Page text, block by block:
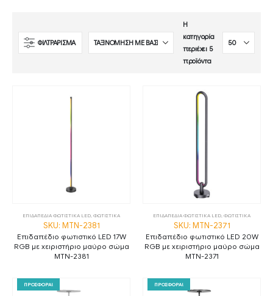
ΦΙΛΤΡΑΡΙΣΜΑ
Η
κατηγορία
περιέχει 5
προϊόντα
ΕΠΙΔΑΠΕΔΙΑ ΦΩΤΙΣΤΙΚΑ LED, ΦΩΤΙΣΤΙΚΑ
SKU: MTN-2381
Επιδαπέδιο φωτιστικό LED 17W
RGB με χειριστήριο μαύρο σώμα
MTN-2381
ΕΠΙΔΑΠΕΔΙΑ ΦΩΤΙΣΤΙΚΑ LED, ΦΩΤΙΣΤΙΚΑ
SKU: MTN-2371
Επιδαπέδιο φωτιστικό LED 20W
RGB με χειριστήριο μαύρο σώμα
MTN-2371
ΠΡΟΣΦΟΡΑ! ΠΡΟΣΦΟΡΑ!